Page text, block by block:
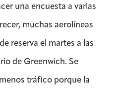
una encuesta a varias
muchas aerolíneas
reserva el martes a las
de Greenwich. Se
tráfico porque la